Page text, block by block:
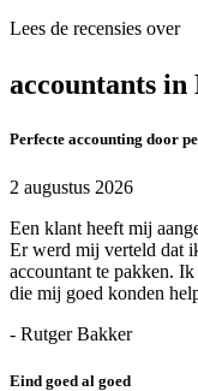
Lees de recensies over
accountants
Perfecte accounting door
2 augustus 2026
Een klant heeft mij
Er werd mij verteld dat
accountant te pakken.
die mij goed konden
- Rutger Bakker
Eind goed al goed